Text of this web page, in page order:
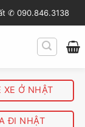
✆ 090.846.3138
XE Ở NHẬT
ĐI NHẬT